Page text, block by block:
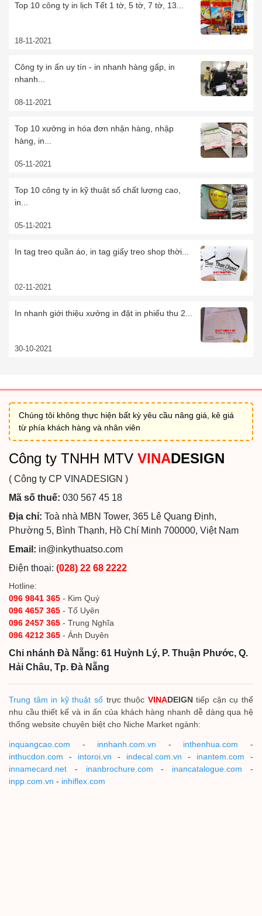
Top 10 công ty in lịch Tết 1 tờ, 5 tờ, 7 tờ, 13...
18-11-2021
Công ty in ấn uy tín - in nhanh hàng gấp, in
nhanh...
08-11-2021
Top 10 xưởng in hóa đơn nhận hàng, nhập
hàng, in...
05-11-2021
Top 10 công ty in kỹ thuật số chất lượng cao,
in...
05-11-2021
In tag treo quần áo, in tag giấy treo shop thời...
02-11-2021
In nhanh giới thiệu xưởng in đặt in phiếu thu 2...
30-10-2021
Chúng tôi không thực hiện bất kỳ yêu cầu nâng giá, kê giá
từ phía khách hàng và nhân viên
Công ty TNHH MTV VINADESIGN
( Công ty CP VINADESIGN )
Mã số thuế: 030 567 45 18
Địa chỉ: Toà nhà MBN Tower, 365 Lê Quang Định,
Phường 5, Bình Thạnh, Hồ Chí Minh 700000, Việt Nam
Email: in@inkythuatso.com
Điện thoại: (028) 22 68 2222
Hotline:
096 9841 365 - Kim Quý
096 4657 365 - Tố Uyên
096 2457 365 - Trung Nghĩa
096 4212 365 - Ánh Duyên
Chi nhánh Đà Nẵng: 61 Huỳnh Lý, P. Thuận Phước, Q.
Hải Châu, Tp. Đà Nẵng
Trung tâm in kỹ thuật sốtrực thuộc VINADEIGNtiếp cận cụ thể
nhu cầu thiết kế và in ấn của khách hàng nhanh dễ dàng qua hệ
thống website chuyên biệt cho Niche Market ngành:
inquangcao.com - innhanh.com.vn - inthenhua.com -
inthucdon.com - intoroi.vn - indecal.com.vn - inantem.com -
innamecard.net - inanbrochure.com - inancatalogue.com -
inpp.com.vn - inhiflex.com